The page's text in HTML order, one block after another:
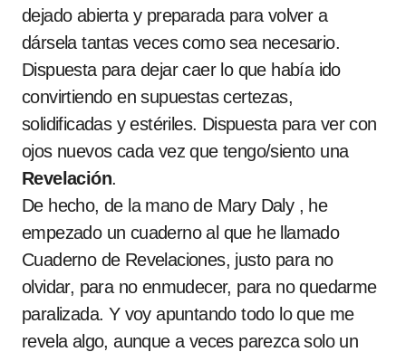
dejado abierta y preparada para volver a
dársela tantas veces como sea necesario.
Dispuesta para dejar caer lo que había ido
convirtiendo en supuestas certezas,
solidificadas y estériles. Dispuesta para ver con
ojos nuevos cada vez que tengo/siento una
Revelación.
De hecho, de la mano de Mary Daly , he
empezado un cuaderno al que he llamado
Cuaderno de Revelaciones, justo para no
olvidar, para no enmudecer, para no quedarme
paralizada. Y voy apuntando todo lo que me
revela algo, aunque a veces parezca solo un